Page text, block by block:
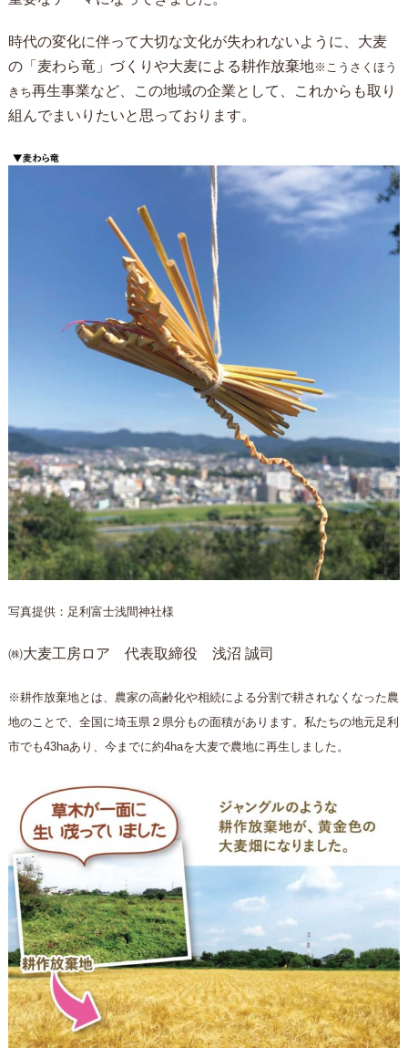
時代の変化に伴って大切な文化が失われないように、大麦
の「麦わら竜」づくりや大麦による耕作放棄地※こうさくほう
きち再生事業など、この地域の企業として、これからも取り
組んでまいりたいと思っております。
写真提供：足利富士浅間神社様
㈱大麦工房ロア 代表取締役 浅沼 誠司
※耕作放棄地とは、農家の高齢化や相続による分割で耕されなくなった農
地のことで、全国に埼玉県２県分もの面積があります。私たちの地元足利
市でも43haあり、今までに約4haを大麦で農地に再生しました。